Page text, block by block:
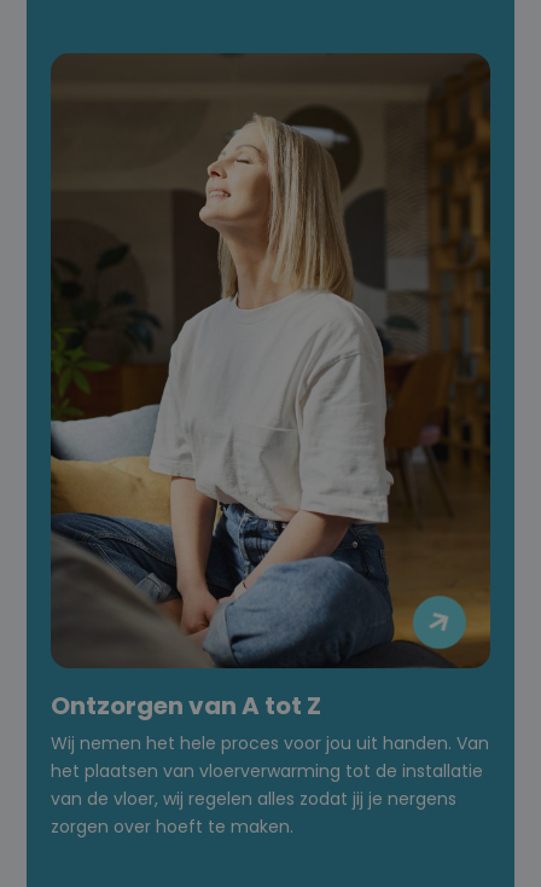

Ontzorgen van A tot Z
Wij nemen het hele proces voor jou uit handen. Van
het plaatsen van vloerverwarming tot de installatie
van de vloer, wij regelen alles zodat jij je nergens
zorgen over hoeft te maken.